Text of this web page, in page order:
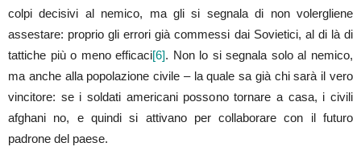
colpi decisivi al nemico, ma gli si segnala di non volergliene
assestare: proprio gli errori già commessi dai Sovietici, al di là di
tattiche più o meno efficaci[6]. Non lo si segnala solo al nemico,
ma anche alla popolazione civile – la quale sa già chi sarà il vero
vincitore: se i soldati americani possono tornare a casa, i civili
afghani no, e quindi si attivano per collaborare con il futuro
padrone del paese.